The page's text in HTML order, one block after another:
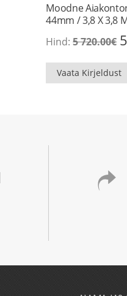
Moodne
44mm / 3,8 X 3,8
Hind:5 720.00€
5
Vaata Kirjeldust